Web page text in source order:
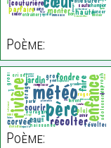
Poème:
Poème: